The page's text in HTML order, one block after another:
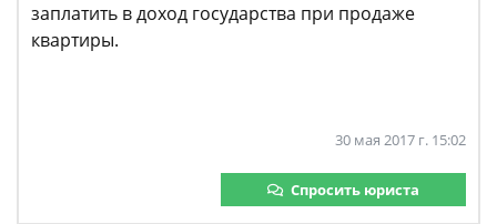
заплатить в доход государства при продаже
квартиры.
30 мая 2017 г. 15:02
Спросить юриста